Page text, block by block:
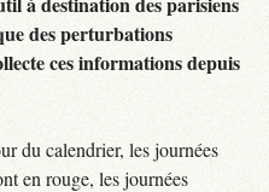
des perturbations
ces informations depuis
du calendrier, les journées
en rouge, les journées